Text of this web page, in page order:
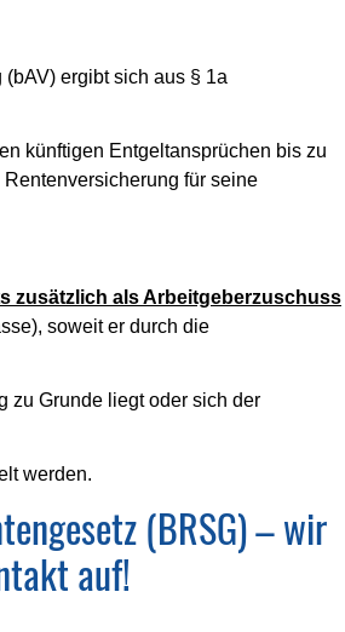
ergibt sich aus § 1a
künftigen Entgeltansprüchen bis zu
für seine
zusätzlich als Arbeitgeberzuschuss
soweit er durch die
zu Grunde liegt oder sich der
werden.
(BRSG) – wir
auf!